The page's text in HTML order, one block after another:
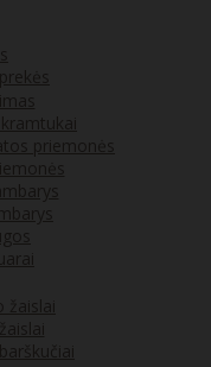
priemonės
žaislai